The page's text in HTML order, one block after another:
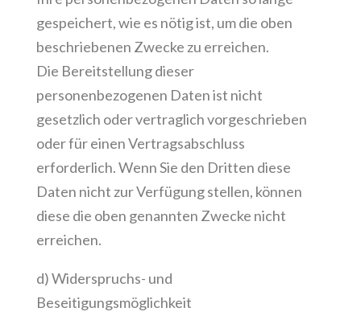
gespeichert, wie es nötig ist, um die oben
beschriebenen Zwecke zu erreichen.
Die Bereitstellung dieser
personenbezogenen Daten ist nicht
gesetzlich oder vertraglich vorgeschrieben
oder für einen Vertragsabschluss
erforderlich. Wenn Sie den Dritten diese
Daten nicht zur Verfügung stellen, können
diese die oben genannten Zwecke nicht
erreichen.
d) Widerspruchs- und
Beseitigungsmöglichkeit